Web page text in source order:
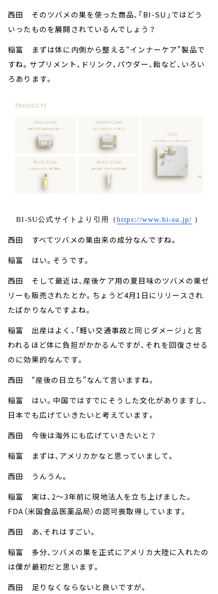
西田 そのツバメの巣を使った商品、「BI-SU」ではどう
いったものを展開されているんでしょう？
稲富 まずは体に内側から整える“インナーケア”製品で
すね。サプリメント、ドリンク、パウダー、飴など、いろい
ろあります。
BI-SU公式サイトより引用（https://www.bi-su.jp/ ）
西田 すべてツバメの巣由来の成分なんですね。
稲富 はい。そうです。
西田 そして最近は、産後ケア用の夏目味のツバメの巣ゼ
リーも販売されたとか。ちょうど4月1日にリリースされ
たばかりなんですよね。
稲富 出産はよく、「軽い交通事故と同じダメージ」と言
われるほど体に負担がかかるんですが、それを回復させる
のに効果的なんです。
西田 “産後の日立ち”なんて言いますね。
稲富 はい。中国ではすでにそうした文化がありますし、
日本でも広げていきたいと考えています。
西田 今後は海外にも広げていきたいと？
稲富 まずは、アメリカかなと思っていまして。
西田 うんうん。
稲富 実は、2～3年前に現地法人を立ち上げました。
FDA（米国食品医薬品局）の認可喪取得しています。
西田 あ、それはすごい。
稲富 多分、ツバメの巣を正式にアメリカ大陸に入れたの
は僕が最初だと思います。
西田 足りなくならないと良いですが。